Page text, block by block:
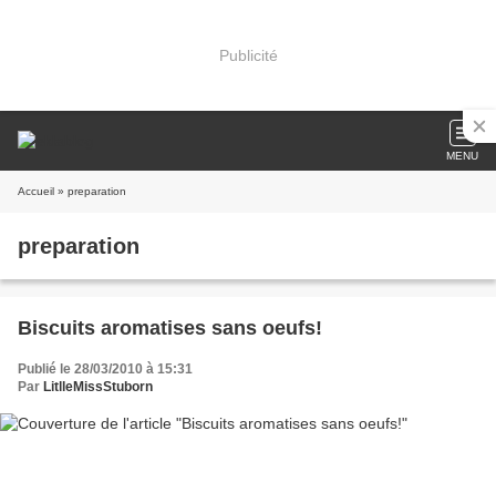
Publicité
MENU
Accueil » preparation
preparation
Biscuits aromatises sans oeufs!
Publié le 28/03/2010 à 15:31
Par LitlleMissStuborn